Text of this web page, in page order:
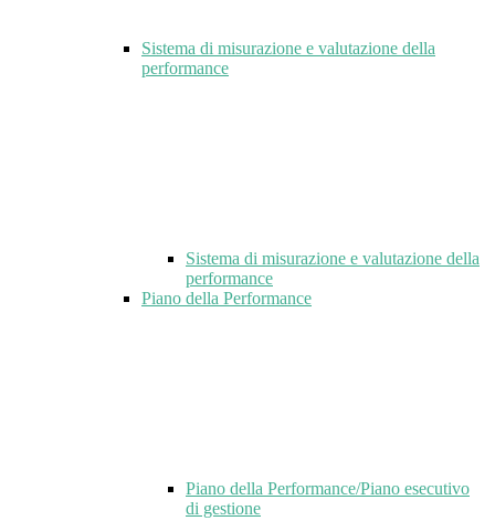
Sistema di misurazione e valutazione della
performance
Sistema di misurazione e valutazione della
performance
Piano della Performance
Piano della Performance/Piano esecutivo
di gestione